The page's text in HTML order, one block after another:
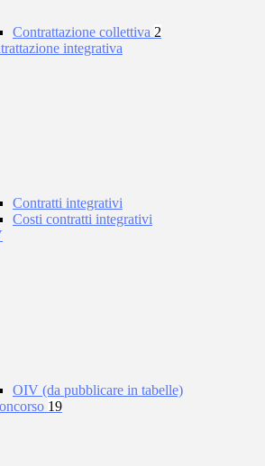
Contrattazione collettiva 2
integrativa
Contratti integrativi
Costi contratti integrativi
OIV (da pubblicare in tabelle)
19